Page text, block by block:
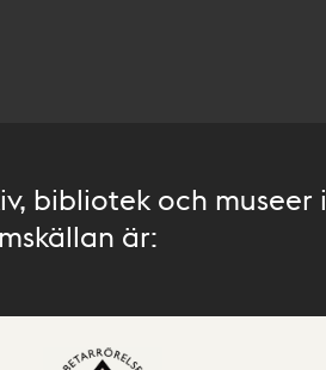
bibliotek och museer i
är: